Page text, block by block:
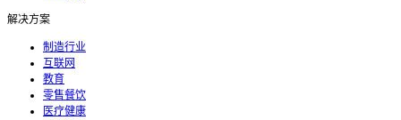
解决方案
制造行业
互联网
教育
零售餐饮
医疗健康